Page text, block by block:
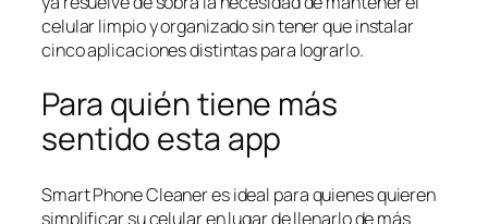
celular limpio y organizado sin tener que instalar
cinco aplicaciones distintas para lograrlo.
Para quién tiene más
sentido esta app
Smart Phone Cleaner es ideal para quienes quieren
simplificar su celular en lugar de llenarlo de más